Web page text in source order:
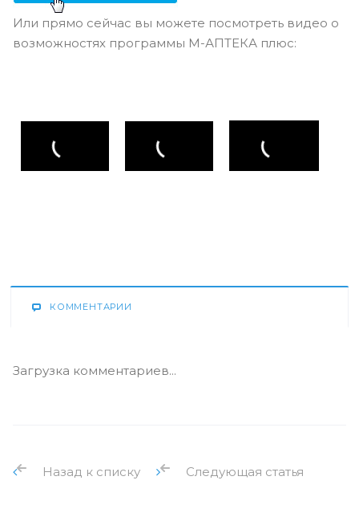
Или прямо сейчас вы можете посмотреть видео о
возможностях программы М-АПТЕКА плюс:
КОММЕНТАРИИ
Загрузка комментариев...
Назад к списку Следующая статья